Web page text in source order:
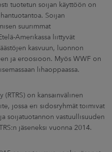
tuotetun soijan käyttöön on
Soijan
suurimmat
Amerikassa liittyvät
kasvuun, luonnon
ja eroosioon. Myös WWF on
lihaoppaassa.
(RTRS) on kansainvälinen
jossa eri sidosryhmät toimivat
soijatuotannon vastuullisuuden
jäseneksi vuonna 2014.